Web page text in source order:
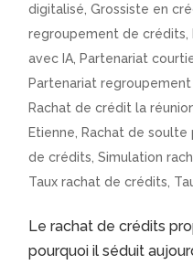
digitalisé ,Grossiste en
regroupement de crédits
avec IA Partenariat
Partenariat
Rachat de crédit la
Etienne
Rachat de soulte
de crédits ,Simulation
Taux rachat de crédits
Le rachat de crédits
pourquoi il séduit